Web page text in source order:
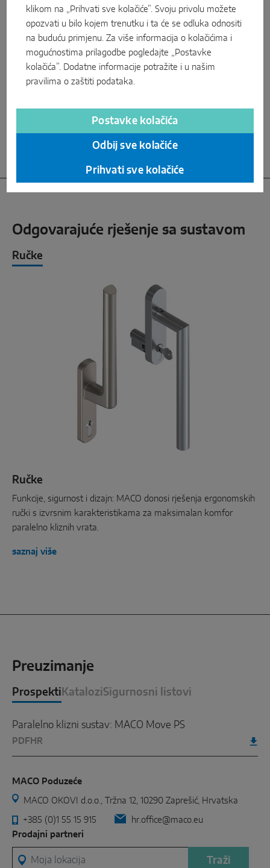
Hibridni prihvatnici
Atraktivno je i sigurno:
odlikuju se suvremenim dizajnom ravnih linija –
uz dodatak pribora kao što su odgovarajuće
pokrivne kapice. Prihvatnici su prikladni za sve
uobičajene PVC profile. To omogućuje fleksibilnu i
učinkovitu proizvodnju. Tako opremljeni prozori
Odgovarajuće rješenje sa sustavom
Ručke
Ručke
Funkcije, sigurnost i dizajn: MACO donosi rješenja ergonomskih
ručki s izvrsnim karakteristikama za maksimalan komfor
paralelno kliznih vrata.
saznaj više
Preuzimanje
Prospekti KataloziSigurnosni listovi
Paralelno klizni sustav: MACO Move PS
PDF HR
MACO Poduzeće
MACO OKOVI d.o.o., Tržna 12, 10290 Zaprešić, Hrvatska
+385 (0)1 55 15 915
hr.office@maco.eu
Prodajni partneri
Moja lokacija
Traži
klikom na „Prihvati sve kolačiće”. Svoju privolu možete
opozvati u bilo kojem trenutku i ta će se odluka odnositi
na buduću primjenu. Za više informacija o kolačićima i
mogućnostima prilagodbe pogledajte „Postavke
kolačića”. Dodatne informacije potražite i u našim
pravilima o zaštiti podataka.
Postavke kolačića
Odbij sve kolačiće
Prihvati sve kolačiće